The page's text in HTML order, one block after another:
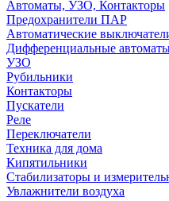
Автоматы, УЗО, Контакторы
Предохранители ПАР
Автоматические
Дифференциальные
УЗО
Рубильники
Контакторы
Пускатели
Реле
Переключатели
Техника для дома
Кипятильники
Стабилизаторы и
Увлажнители воздуха